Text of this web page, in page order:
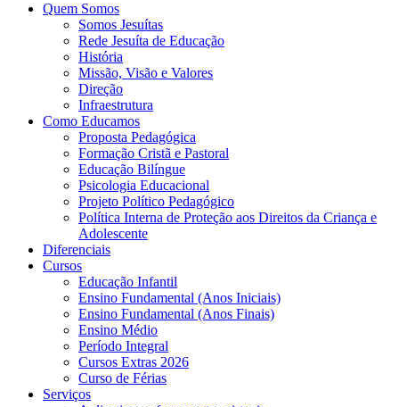
Quem Somos
Somos Jesuítas
Rede Jesuíta de Educação
História
Missão, Visão e Valores
Direção
Infraestrutura
Como Educamos
Proposta Pedagógica
Formação Cristã e Pastoral
Educação Bilíngue
Psicologia Educacional
Projeto Político Pedagógico
Política Interna de Proteção aos Direitos da Criança e
Adolescente
Diferenciais
Cursos
Educação Infantil
Ensino Fundamental (Anos Iniciais)
Ensino Fundamental (Anos Finais)
Ensino Médio
Período Integral
Cursos Extras 2026
Curso de Férias
Serviços